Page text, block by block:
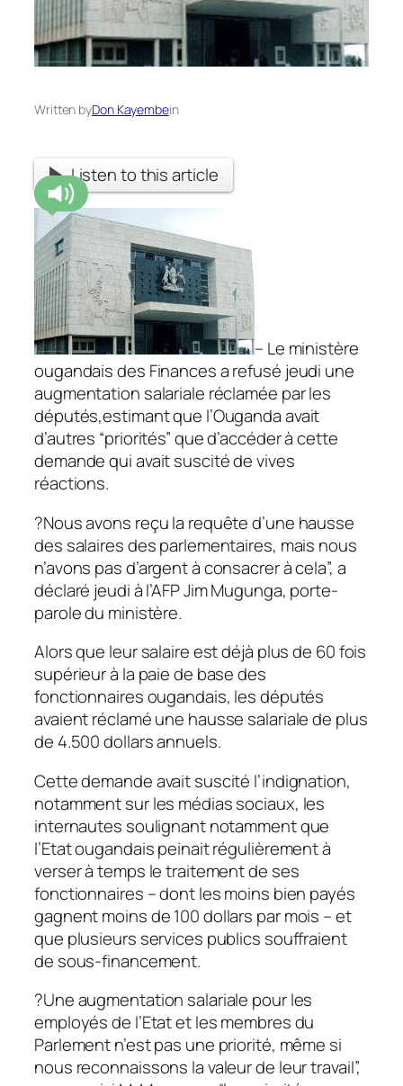
Written byDon Kayembein
Listen to this article
– Le ministère
ougandais des Finances a refusé jeudi une
augmentation salariale réclamée par les
députés,estimant que l’Ouganda avait
d’autres “priorités” que d’accéder à cette
demande qui avait suscité de vives
réactions.
?Nous avons reçu la requête d’une hausse
des salaires des parlementaires, mais nous
n’avons pas d’argent à consacrer à cela”, a
déclaré jeudi à l’AFP Jim Mugunga, porte-
parole du ministère.
Alors que leur salaire est déjà plus de 60 fois
supérieur à la paie de base des
fonctionnaires ougandais, les députés
avaient réclamé une hausse salariale de plus
de 4.500 dollars annuels.
Cette demande avait suscité l’indignation,
notamment sur les médias sociaux, les
internautes soulignant notamment que
l’Etat ougandais peinait régulièrement à
verser à temps le traitement de ses
fonctionnaires – dont les moins bien payés
gagnent moins de 100 dollars par mois – et
que plusieurs services publics souffraient
de sous-financement.
?Une augmentation salariale pour les
employés de l’Etat et les membres du
Parlement n’est pas une priorité, même si
nous reconnaissons la valeur de leur travail”,